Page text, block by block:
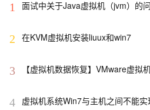
1 面试中关于Java虚拟机（jvm）的
2 在KVM虚拟机安装liuux和win7
3
【虚拟机数据恢复】VMware虚拟
4 虚拟机系统Win7与主机之间不能